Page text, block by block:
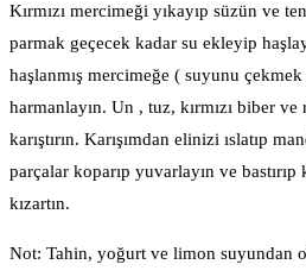
Kırmızı mercimeği yıkayıp süzün ve
parmak geçecek kadar su ekleyip
haşlanmış mercimeğe ( suyunu
harmanlayın. Un , tuz, kırmızı biber
karıştırın. Karışımdan elinizi ıslatıp
parçalar koparıp yuvarlayın ve bastırıp
kızartın.
Not: Tahin, yoğurt ve limon suyundan